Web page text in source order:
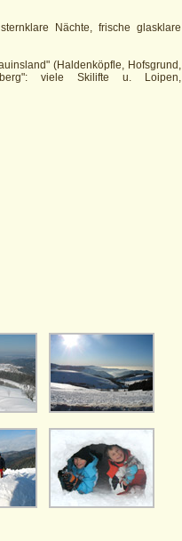
Nächte, frische glasklare
(Haldenköpfle, Hofsgrund,
viele Skilifte u. Loipen,